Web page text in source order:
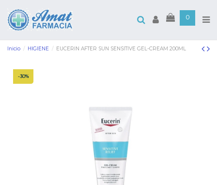
0
Inicio HIGIENE EUCERIN AFTER SUN SENSITIVE GEL-CREAM 200ML
-30%